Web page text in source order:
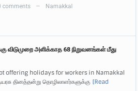
comments — Namakkal
விடுமுறை அளிக்காத 68 நிறுவனங்கள் மீது
offering holidays for workers in Namakkal
தினத்தன்று தொழிலாளர்களுக்கு [Read